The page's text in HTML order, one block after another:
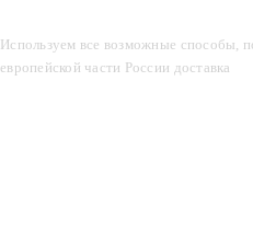
Используем все возможные способы,
европейской части России доставка